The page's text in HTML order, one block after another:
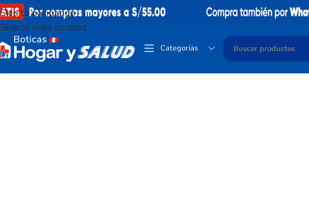
Skip to navigation
Skip to main content
Categorías